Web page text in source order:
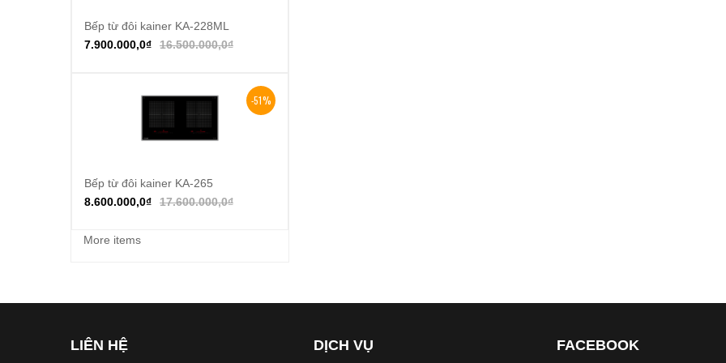
Thêm vào giỏ hàng
Bếp từ đôi kainer KA-228ML
16.500.000,0₫
7.900.000,0₫
-51%
Thêm vào giỏ hàng
Bếp từ đôi kainer KA-265
17.600.000,0₫
8.600.000,0₫
More items
LIÊN HỆ DỊCH VỤ FACEBOOK